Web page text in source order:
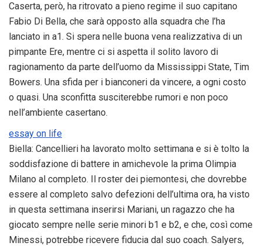
Caserta, però, ha ritrovato a pieno regime il suo capitano
Fabio Di Bella, che sarà opposto alla squadra che l’ha
lanciato in a1. Si spera nelle buona vena realizzativa di un
pimpante Ere, mentre ci si aspetta il solito lavoro di
ragionamento da parte dell’uomo da Mississippi State, Tim
Bowers. Una sfida per i bianconeri da vincere, a ogni costo
o quasi. Una sconfitta susciterebbe rumori e non poco
nell’ambiente casertano.
essay on life
Biella: Cancellieri ha lavorato molto settimana e si è tolto la
soddisfazione di battere in amichevole la prima Olimpia
Milano al completo. Il roster dei piemontesi, che dovrebbe
essere al completo salvo defezioni dell’ultima ora, ha visto
in questa settimana inserirsi Mariani, un ragazzo che ha
giocato sempre nelle serie minori b1 e b2, e che, così come
Minessi, potrebbe ricevere fiducia dal suo coach. Salyers,